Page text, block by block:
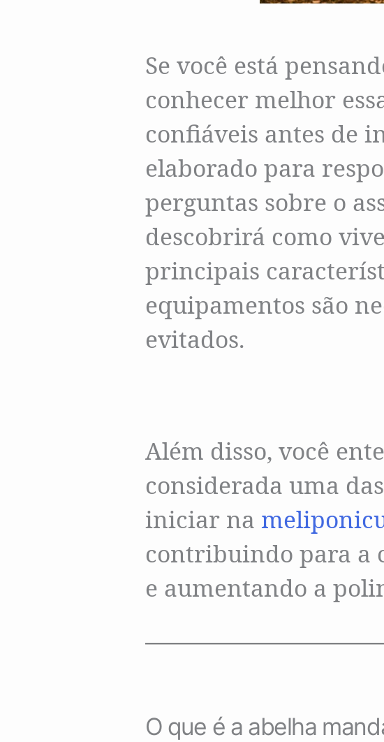
Se você está
conhecer melhor
confiáveis antes de
elaborado para
perguntas sobre o
descobrirá como
principais
equipamentos são
evitados.
Além disso, você
considerada uma
iniciar na
contribuindo para a
e aumentando a
O que é a abelha